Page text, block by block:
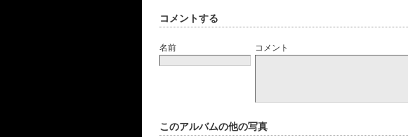
コメントする
名前 コメント
このアルバムの他の写真